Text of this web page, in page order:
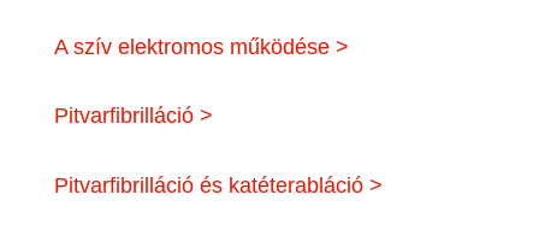
A szív elektromos működése >
Pitvarfibrilláció >
Pitvarfibrilláció és katéterabláció >